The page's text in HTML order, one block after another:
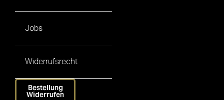
Jobs
Widerrufsrecht
Bestellung
Widerrufen